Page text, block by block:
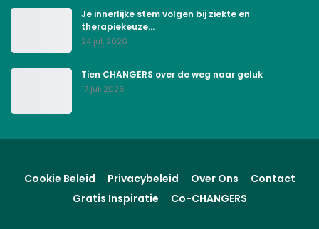
Je innerlijke stem volgen bij ziekte en
therapiekeuze…
24 jul, 2026
Tien CHANGERS over de weg naar geluk
17 jul, 2026
Cookie Beleid Privacybeleid Over Ons
Contact
Gratis Inspiratie
Co-CHANGERS